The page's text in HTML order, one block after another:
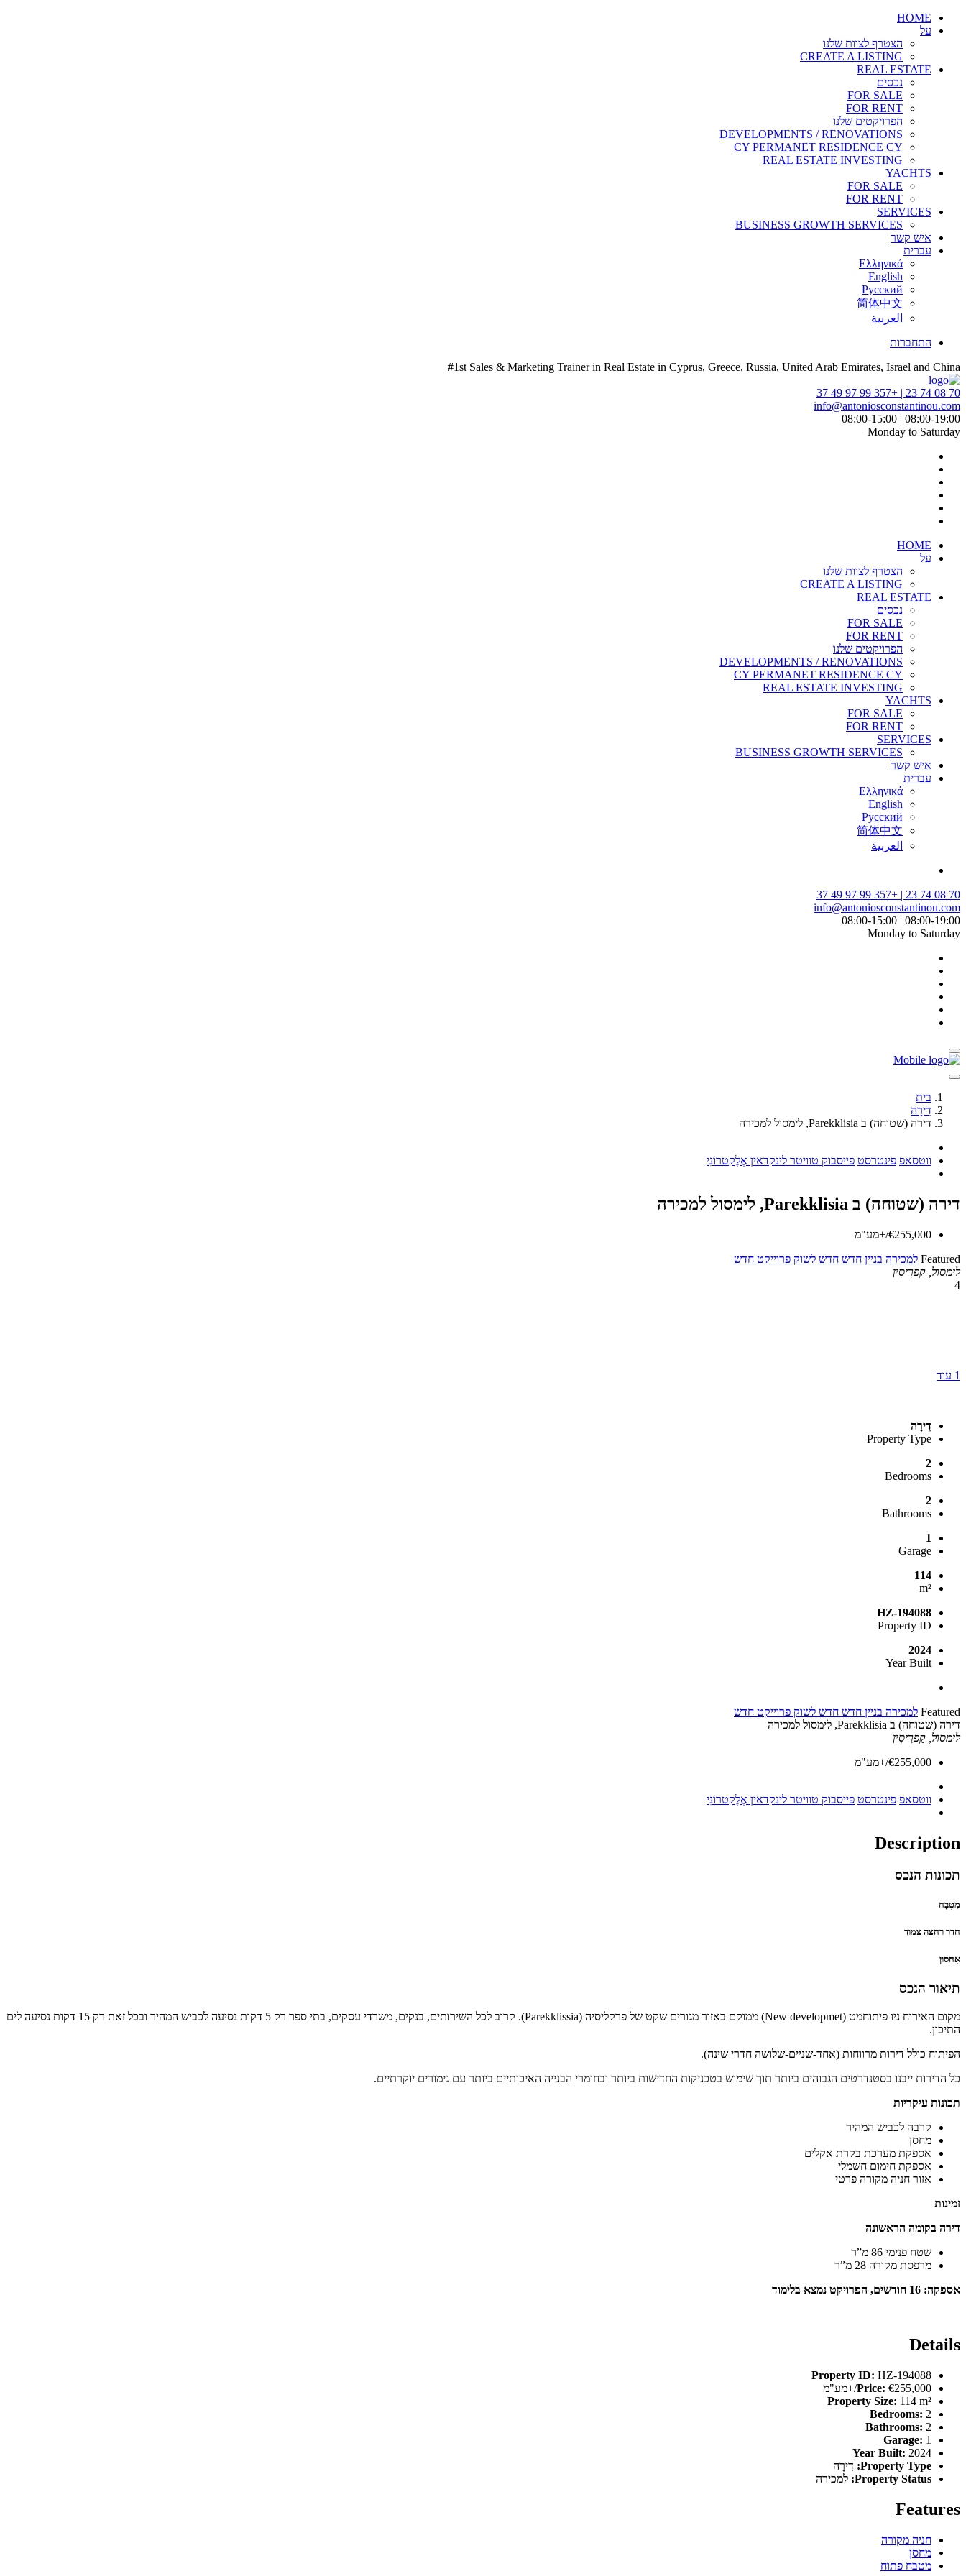
HOME
על
הצטרף לצוות שלנו
CREATE A LISTING
REAL ESTATE
נכסים
FOR SALE
FOR RENT
הפרויקטים שלנו
DEVELOPMENTS / RENOVATIONS
CY PERMANET RESIDENCE CY
REAL ESTATE INVESTING
YACHTS
FOR SALE
FOR RENT
SERVICES
BUSINESS GROWTH SERVICES
איש קשר
עברית
Ελληνικά
English
Русский
简体中文
العربية
התחברות
#1st Sales & Marketing Trainer in Real Estate in Cyprus, Greece, Russia, United Arab Emirates, Israel and China
70 08 74 23 | +357 99 97 49 37
info@antoniosconstantinou.com
08:00-19:00 | 08:00-15:00
Monday to Saturday
HOME
על
הצטרף לצוות שלנו
CREATE A LISTING
REAL ESTATE
נכסים
FOR SALE
FOR RENT
הפרויקטים שלנו
DEVELOPMENTS / RENOVATIONS
CY PERMANET RESIDENCE CY
REAL ESTATE INVESTING
YACHTS
FOR SALE
FOR RENT
SERVICES
BUSINESS GROWTH SERVICES
איש קשר
עברית
Ελληνικά
English
Русский
简体中文
العربية
70 08 74 23 | +357 99 97 49 37
info@antoniosconstantinou.com
08:00-19:00 | 08:00-15:00
Monday to Saturday
בית
דִירָה
דירה (שטוחה) ב Parekklisia, לימסול למכירה
ווטסאפ פינטרסט פייסבוק טוויטר לינקדאין אֶלֶקטרוֹנִי
דירה (שטוחה) ב Parekklisia, לימסול למכירה
€255,000/+מע"מ
Featured למכירה בניין חדש חדש לשוק פרוייקט חדש
לימסול, קַפרִיסִין
4
1 עוד
דִירָה
Property Type
2
Bedrooms
2
Bathrooms
1
Garage
114
m²
HZ-194088
Property ID
2024
Year Built
Featured למכירה בניין חדש חדש לשוק פרוייקט חדש
דירה (שטוחה) ב Parekklisia, לימסול למכירה
לימסול, קַפרִיסִין
€255,000/+מע"מ
ווטסאפ פינטרסט פייסבוק טוויטר לינקדאין אֶלֶקטרוֹנִי
Description
תכונות הנכס
מִטְבָּח
חדר רחצה צמוד
אִחסוּן
תיאור הנכס
מקום האירוח ניו פיתוחמט (New developmet) ממוקם באזור מגורים שקט של פרקליסיה (Parekklissia). קרוב לכל השירותים, בנקים, משרדי עסקים, בתי ספר רק 5 דקות נסיעה לכביש המהיר ובכל זאת רק 15 דקות נסיעה לים
התיכון.
הפיתוח כולל דירות מרווחות (אחד-שניים-שלושה חדרי שינה).
כל הדירות ייבנו בסטנדרטים הגבוהים ביותר תוך שימוש בטכניקות החדישות ביותר ובחומרי הבנייה האיכותיים ביותר עם גימורים יוקרתיים.
תכונות עיקריות
קרבה לכביש המהיר
מחסן
אספקת מערכת בקרת אקלים
אספקת חימום חשמלי
אזור חניה מקורה פרטי
זמינות
דירה בקומה הראשונה
שטח פנימי 86 מ”ר
מרפסת מקורה 28 מ”ר
אספקה: 16 חודשים, הפרויקט נמצא בלימוד
Details
Property ID: HZ-194088
Price: €255,000/+מע"מ
Property Size: 114 m²
Bedrooms: 2
Bathrooms: 2
Garage: 1
Year Built: 2024
Property Type: דִירָה
Property Status: למכירה
Features
חניה מקורה
מחסן
מטבח פתוח